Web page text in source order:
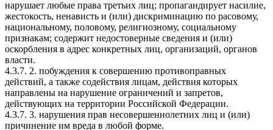
нарушает любые права третьих лиц; пропагандирует насилие,
жестокость, ненависть и (или) дискриминацию по расовому,
национальному, половому, религиозному, социальному
признакам; содержит недостоверные сведения и (или)
оскорбления в адрес конкретных лиц, организаций, органов
власти.
4.3.7. 2. побуждения к совершению противоправных
действий, а также содействия лицам, действия которых
направлены на нарушение ограничений и запретов,
действующих на территории Российской Федерации.
4.3.7. 3. нарушения прав несовершеннолетних лиц и (или)
причинение им вреда в любой форме.